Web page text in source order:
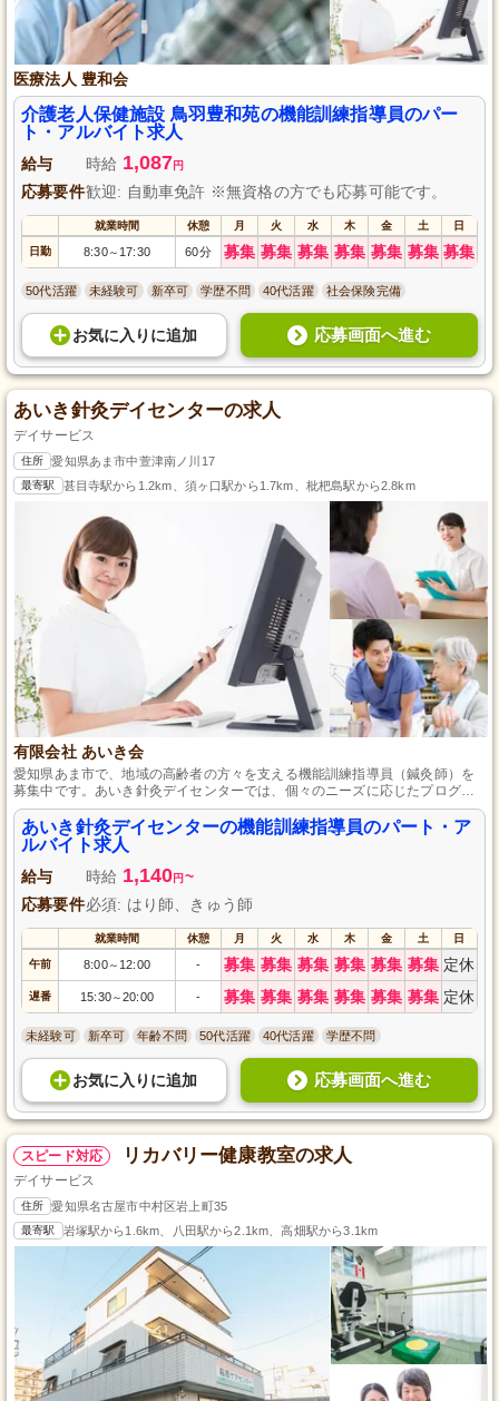
医療法人 豊和会
介護老人保健施設 鳥羽豊和苑の機能訓練指導員のパー
ト・アルバイト求人
給与 時給 1,087円
応募要件歓迎: 自動車免許 ※無資格の方でも応募可能です。
就業時間 休憩 月 火 水 木 金 土 日
日勤 8:30～ 17:30 60分 募集 募集 募集 募集 募集 募集 募集
50代活躍 未経験可 新卒可 学歴不問 40代活躍 社会保険完備
お気に入り に追加 応募画面へ進む
あいき針灸デイセンターの求人
デイサービス
住所 愛知県あま市中萱津南ノ川17
最寄駅 甚目寺駅から1.2km、須ヶ口駅から1.7km、枇杷島駅から2.8km
有限会社 あいき会
愛知県あま市で、地域の高齢者の方々を支える機能訓練指導員（鍼灸師）を
募集中です。あいき針灸デイセンターでは、個々のニーズに応じたプログラ
ムを提供し、利用者様の体力維持やリハビリテーションをサポートします。
心温まるケアで笑顔を増やしませんか？パート・アルバイトとして柔軟な勤
務体系を採用し、働きやすい環境を整えています。研修も充実しているの
で、安心してスタートできます。あなたの知識を生かして一緒に働きましょ
う！
あいき針灸デイセンターの機能訓練指導員のパート・ア
ルバイト求人
給与 時給 1,140円 ~
応募要件必須: はり師、きゅう師
就業時間 休憩 月 火 水 木 金 土 日
午前 8:00～ 12:00 - 募集 募集 募集 募集 募集 募集 定休
遅番 15:30～20:00 - 募集 募集 募集 募集 募集 募集 定休
未経験可 新卒可 年齢不問 50代活躍 40代活躍 学歴不問
お気に入り に追加 応募画面へ進む
スピード対応 リカバリー健康教室の求人
デイサービス
住所 愛知県名古屋市中村区岩上町35
最寄駅 岩塚駅から1.6km、八田駅から2.1km、高畑駅から3.1km